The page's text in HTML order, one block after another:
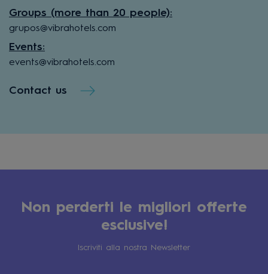
Groups (more than 20 people):
grupos@vibrahotels.com
Events:
events@vibrahotels.com
Contact us
Non perderti le migliori offerte
esclusive!
Iscriviti alla nostra Newsletter